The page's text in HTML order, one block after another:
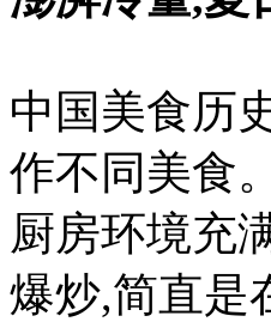
中国美食历
作不同美食
厨房环境充
爆炒,简直是